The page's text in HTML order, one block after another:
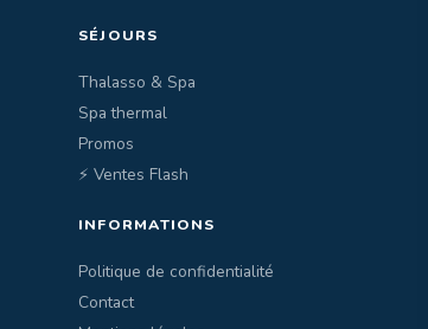
SÉJOURS
Thalasso & Spa
Spa thermal
Promos
⚡ Ventes Flash
INFORMATIONS
Politique de confidentialité
Contact